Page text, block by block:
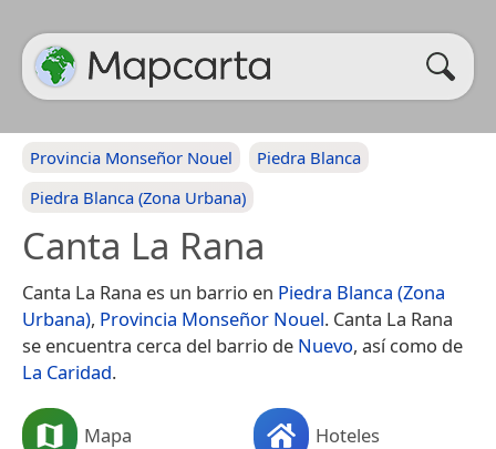
Provincia Monseñor Nouel
Piedra Blanca
Piedra Blanca (Zona Urbana)
Canta La Rana
Canta La Rana es un barrio en Piedra Blanca (Zona
Urbana), Provincia Monseñor Nouel. Canta La Rana
se encuentra cerca del barrio de Nuevo, así como de
La Caridad.
Mapa Hoteles